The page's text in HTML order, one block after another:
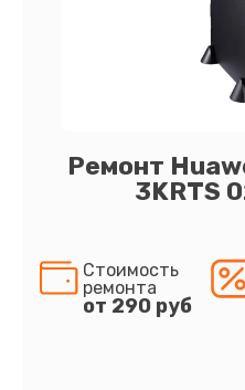
Ремонт
3KRTS
Стоимость
ремонта
от 290 руб